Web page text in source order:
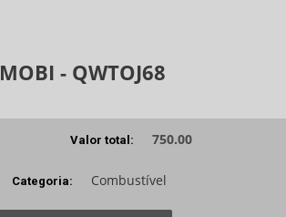
MOBI - QWTOJ68
Valor total: 750.00
Categoria: Combustível